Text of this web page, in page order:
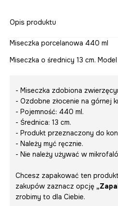
Opis produktu
Miseczka porcelanowa 440 ml
Miseczka o średnicy 13 cm.
- Miseczka zdobiona
- Ozdobne złocenie na górnej
- Pojemność: 440 ml.
- Średnica: 13 cm.
- Produkt przeznaczony do
- Należy myć ręcznie.
- Nie należy używać w
Chcesz zapakować ten
zakupów zaznacz opcję
zrobimy to dla Ciebie.